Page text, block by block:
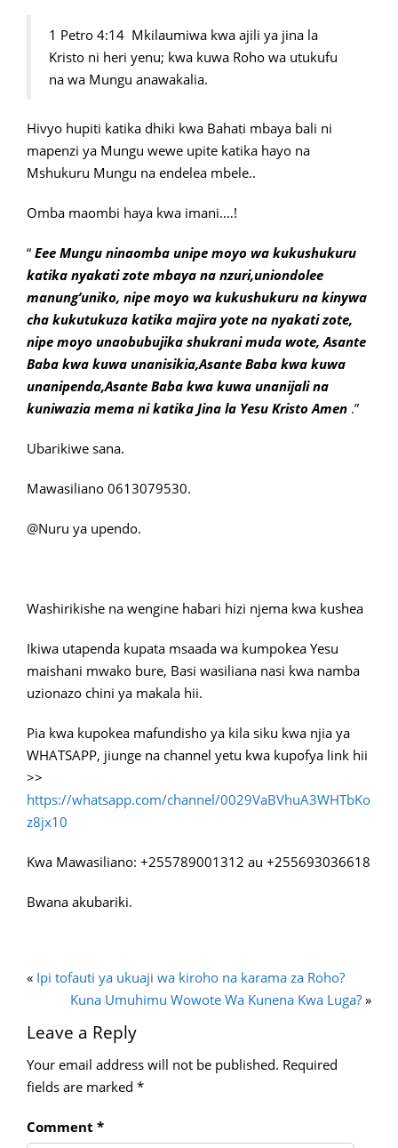
1 Petro 4:14 Mkilaumiwa kwa ajili ya jina la
Kristo ni heri yenu; kwa kuwa Roho wa utukufu
na wa Mungu anawakalia.
Hivyo hupiti katika dhiki kwa Bahati mbaya bali ni
mapenzi ya Mungu wewe upite katika hayo na
Mshukuru Mungu na endelea mbele..
Omba maombi haya kwa imani.…!
“ Eee Mungu ninaomba unipe moyo wa kukushukuru
katika nyakati zote mbaya na nzuri,uniondolee
manung’uniko, nipe moyo wa kukushukuru na kinywa
cha kukutukuza katika majira yote na nyakati zote,
nipe moyo unaobubujika shukrani muda wote, Asante
Baba kwa kuwa unanisikia,Asante Baba kwa kuwa
unanipenda,Asante Baba kwa kuwa unanijali na
kuniwazia mema ni katika Jina la Yesu Kristo Amen .”
Ubarikiwe sana.
Mawasiliano 0613079530.
@Nuru ya upendo.
Washirikishe na wengine habari hizi njema kwa kushea
Ikiwa utapenda kupata msaada wa kumpokea Yesu
maishani mwako bure, Basi wasiliana nasi kwa namba
uzionazo chini ya makala hii.
Pia kwa kupokea mafundisho ya kila siku kwa njia ya
WHATSAPP, jiunge na channel yetu kwa kupofya link hii
>>
https://whatsapp.com/channel/0029VaBVhuA3WHTbKo
z8jx10
Kwa Mawasiliano: +255789001312 au +255693036618
Bwana akubariki.
« Ipi tofauti ya ukuaji wa kiroho na karama za Roho?
Kuna Umuhimu Wowote Wa Kunena Kwa Luga? »
Leave a Reply
Your email address will not be published. Required
fields are marked *
Comment *